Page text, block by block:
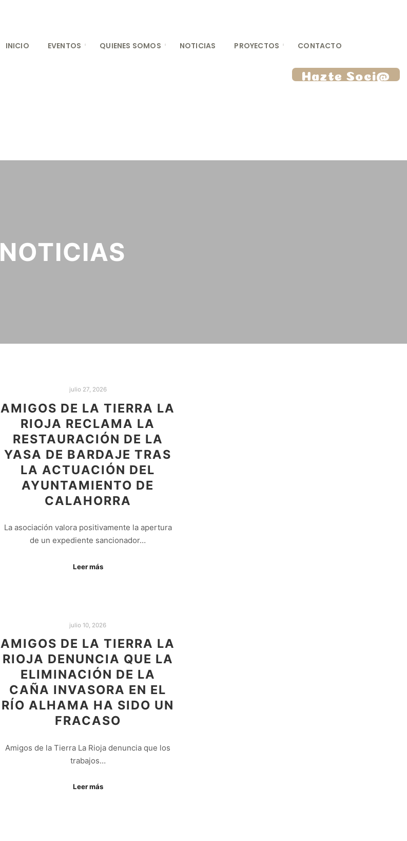
INICIO EVENTOS QUIENES SOMOS NOTICIAS PROYECTOS CONTACTO
Hazte Soci@
NOTICIAS
julio 27, 2026
AMIGOS DE LA TIERRA LA
RIOJA RECLAMA LA
RESTAURACIÓN DE LA
YASA DE BARDAJE TRAS
LA ACTUACIÓN DEL
AYUNTAMIENTO DE
CALAHORRA
La asociación valora positivamente la apertura
de un expediente sancionador…
Leer más
julio 10, 2026
AMIGOS DE LA TIERRA LA
RIOJA DENUNCIA QUE LA
ELIMINACIÓN DE LA
CAÑA INVASORA EN EL
RÍO ALHAMA HA SIDO UN
FRACASO
Amigos de la Tierra La Rioja denuncia que los
trabajos…
Leer más